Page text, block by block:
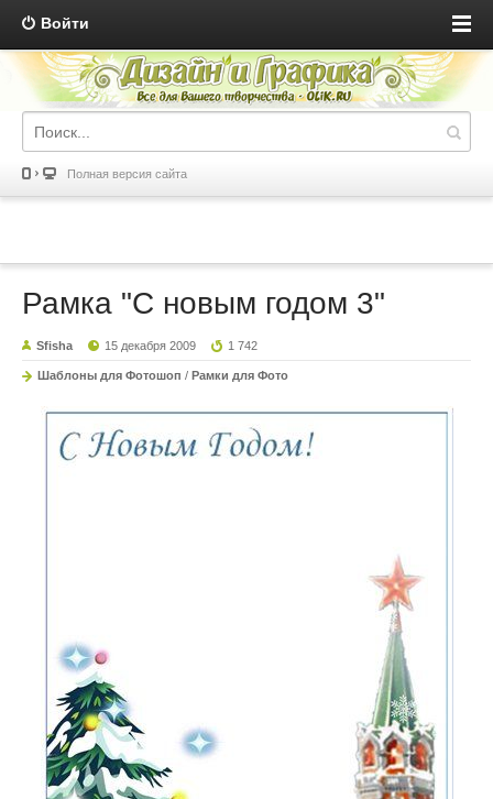
Войти
Полная версия сайта
Рамка "С новым годом 3"
Sfisha 15 декабря 2009 1 742
Шаблоны для Фотошоп / Рамки для Фото